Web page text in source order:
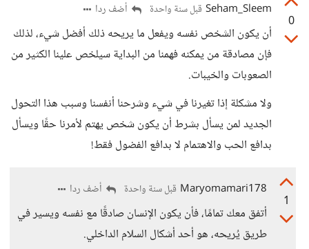
0
Seham_Sleem قبل سنة واحدة أضف ردا
أن يكون الشخص نفسه ويفعل ما يريحه ذلك أفضل شيء، لذلك
فإن مصادقة من يمكنه فهمنا من البداية سيلخص علينا الكثير من
الصعوبات والخيبات.
ولا مشكلة إذا تغيرنا في شيء وشرحنا أنفسنا وسبب هذا التحول
الجديد لمن يسأل بشرط أن يكون شخص يهتم لأمرنا حقًا ويسأل
بدافع الحب والاهتمام لا بدافع الفضول فقط!
1
Maryomamari178 قبل سنة واحدة أضف ردا
أتفق معك تمامًا، فأن يكون الإنسان صادقًا مع نفسه ويسير في
طريق يُريحه، هو أحد أشكال السلام الداخلي.